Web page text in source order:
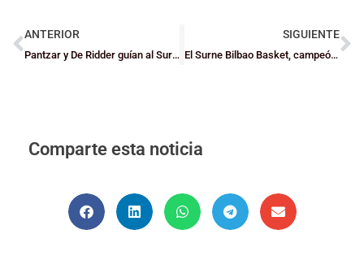
ANTERIOR
Pantzar y De Ridder guían al Surne Bilbao Basket al triunfo (72-65) en el primer asalto de la final de la FIBA Europe Cup ante el PAOK
SIGUIENTE
El Surne Bilbao Basket, campeón de la FIBA Europe Cup
Comparte esta noticia